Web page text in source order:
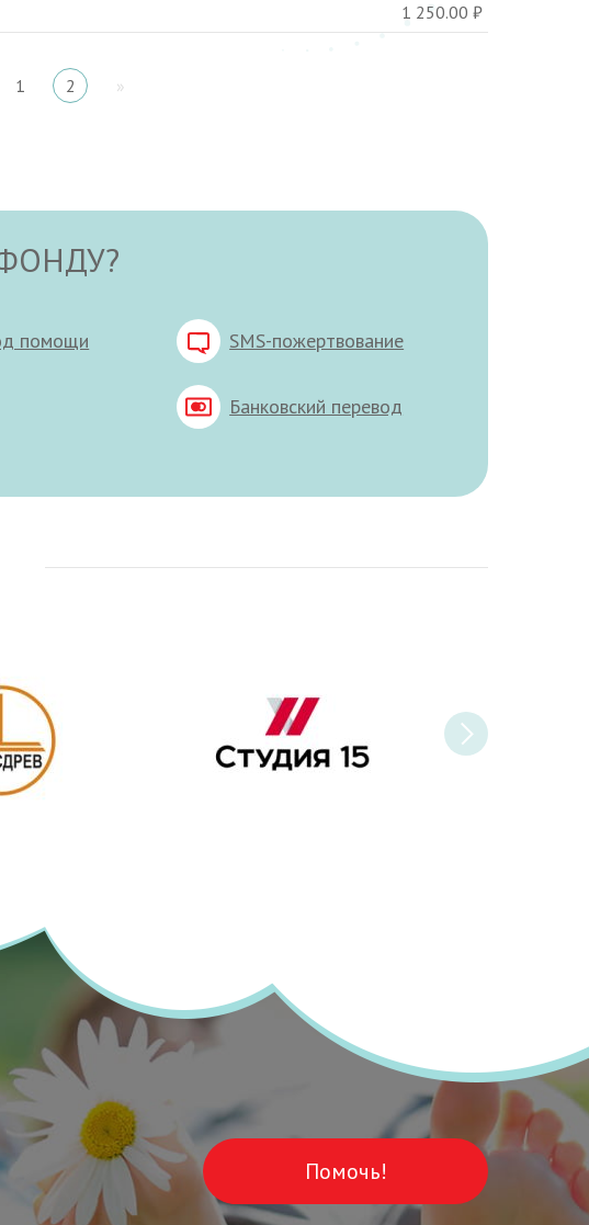
1 250.00 ₽
1 2 »
помощи SMS-пожертвование
Банковский перевод
Помочь!